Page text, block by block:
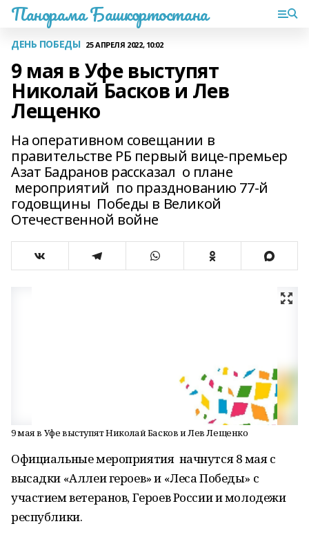
Панорама Башкортостана
ДЕНЬ ПОБЕДЫ 25 АПРЕЛЯ 2022, 10:02
9 мая в Уфе выступят
Николай Басков и Лев
Лещенко
На оперативном совещании в
правительстве РБ первый вице-премьер
Азат Бадранов рассказал о плане
мероприятий по празднованию 77-й
годовщины Победы в Великой
Отечественной войне
9 мая в Уфе выступят Николай Басков и Лев Лещенко
Официальные мероприятия начнутся 8 мая с
высадки «Аллеи героев» и «Леса Победы» с
участием ветеранов, Героев России и молодежи
республики.